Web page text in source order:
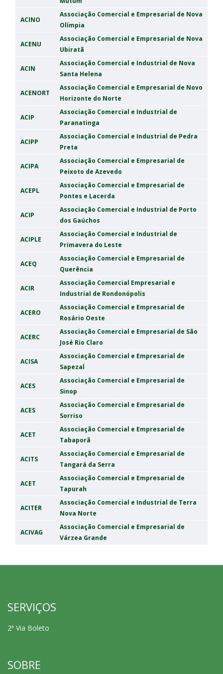
ACINO
Associação Comercial e Empresarial de Nova
Olímpia
ACENU
Associação Comercial e Empresarial de Nova
Ubiratã
ACIN
Associação Comercial e Industrial de Nova
Santa Helena
ACENORT
Associação Comercial e Empresarial de Novo
Horizonte do Norte
ACIP
Associação Comercial e Industrial de
Paranatinga
ACIPP
Associação Comercial e Industrial de Pedra
Preta
ACIPA
Associação Comercial e Empresarial de
Peixoto de Azevedo
ACEPL
Associação Comercial e Empresarial de
Pontes e Lacerda
ACIP
Associação Comercial e Industrial de Porto
dos Gaúchos
ACIPLE
Associação Comercial e Industrial de
Primavera do Leste
ACEQ
Associação Comercial e Empresarial de
Querência
ACIR
Associação Comercial Empresarial e
Industrial de Rondonópolis
ACERO
Associação Comercial e Empresarial de
Rosário Oeste
ACERC
Associação Comercial e Empresarial de São
José Rio Claro
ACISA
Associação Comercial e Empresarial de
Sapezal
ACES
Associação Comercial e Empresarial de
Sinop
ACES
Associação Comercial e Empresarial de
Sorriso
ACET
Associação Comercial e Empresarial de
Tabaporã
ACITS
Associação Comercial e Empresarial de
Tangará da Serra
ACET
Associação Comercial e Empresarial de
Tapurah
ACITER
Associação Comercial e Industrial de Terra
Nova Norte
ACIVAG
Associação Comercial e Empresarial de
Várzea Grande
SERVIÇOS
2ª Via Boleto
SOBRE